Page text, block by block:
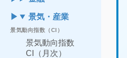
景気・産業
景気動向指数（CI）
景気動向指数
CI（月次）